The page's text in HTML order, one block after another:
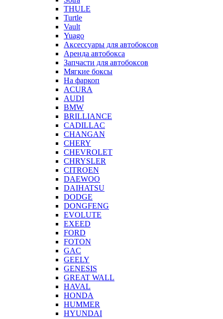
THULE
Turtle
Vault
Yuago
Аксессуары для автобоксов
Аренда автобокса
Запчасти для автобоксов
Мягкие боксы
На фаркоп
ACURA
AUDI
BMW
BRILLIANCE
CADILLAC
CHANGAN
CHERY
CHEVROLET
CHRYSLER
CITROEN
DAEWOO
DAIHATSU
DODGE
DONGFENG
EVOLUTE
EXEED
FORD
FOTON
GAC
GEELY
GENESIS
GREAT WALL
HAVAL
HONDA
HUMMER
HYUNDAI